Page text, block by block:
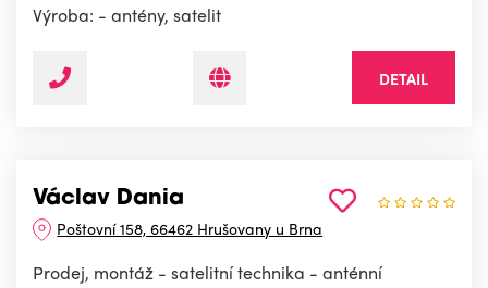
Výroba: - antény, satelit
DETAIL
Václav Dania
Poštovní 158, 66462 Hrušovany u Brna
Prodej, montáž - satelitní technika - anténní